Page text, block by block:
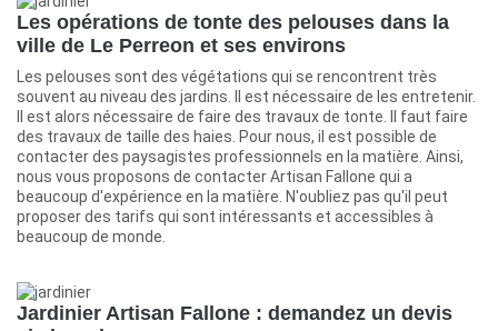
Les opérations de tonte des pelouses dans la
ville de Le Perreon et ses environs
Les pelouses sont des végétations qui se rencontrent très
souvent au niveau des jardins. Il est nécessaire de les entretenir.
Il est alors nécessaire de faire des travaux de tonte. Il faut faire
des travaux de taille des haies. Pour nous, il est possible de
contacter des paysagistes professionnels en la matière. Ainsi,
nous vous proposons de contacter Artisan Fallone qui a
beaucoup d'expérience en la matière. N'oubliez pas qu'il peut
proposer des tarifs qui sont intéressants et accessibles à
beaucoup de monde.
Jardinier Artisan Fallone : demandez un devis